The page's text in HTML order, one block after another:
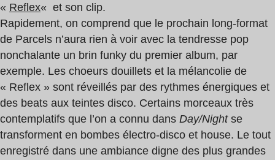
« Reflex« et son clip.
Rapidement, on comprend que le prochain long-format
de Parcels n’aura rien à voir avec la tendresse pop
nonchalante un brin funky du premier album, par
exemple. Les choeurs douillets et la mélancolie de
« Reflex » sont réveillés par des rythmes énergiques et
des beats aux teintes disco. Certains morceaux très
contemplatifs que l’on a connu dans Day/Nightse
transforment en bombes électro-disco et house. Le tout
enregistré dans une ambiance digne des plus grandes